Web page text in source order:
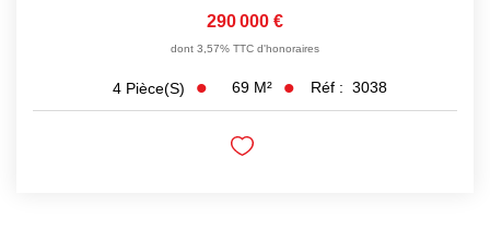
290 000 €
dont 3,57% TTC d'honoraires
4 Pièce(s) 69 M² Réf : 3038